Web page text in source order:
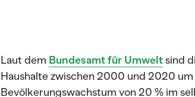
Laut dem Bundesamt für Umweltsind
Haushalte zwischen 2000 und 2020
Bevölkerungswachstum von 20 % im